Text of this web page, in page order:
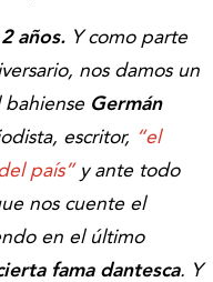
años. Y como parte
nos damos un
bahiense Germán
escritor, “el
país”y ante todo
nos cuente el
en el último
fama dantesca. Y